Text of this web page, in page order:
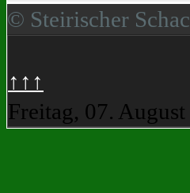
© Steirischer
↑↑↑
Freitag, 07.